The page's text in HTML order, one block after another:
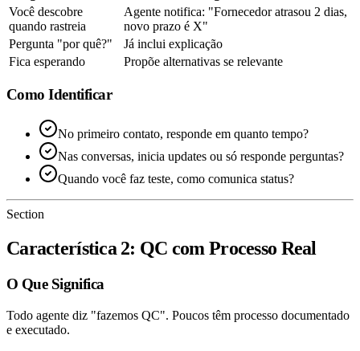
Você descobre
quando rastreia
Agente notifica: "Fornecedor atrasou 2 dias,
novo prazo é X"
Pergunta "por quê?"
Já inclui explicação
Fica esperando
Propõe alternativas se relevante
Como Identificar
No primeiro contato, responde em quanto tempo?
Nas conversas, inicia updates ou só responde perguntas?
Quando você faz teste, como comunica status?
Section
Característica 2: QC com Processo Real
O Que Significa
Todo agente diz "fazemos QC". Poucos têm processo documentado
e executado.